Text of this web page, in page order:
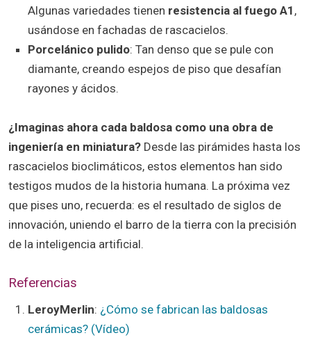
Algunas variedades tienen resistencia al fuego A1 ,
usándose en fachadas de rascacielos.
Porcelánico pulido: Tan denso que se pule con
diamante, creando espejos de piso que desafían
rayones y ácidos.
¿Imaginas ahora cada baldosa como una obra de
ingeniería en miniatura? Desde las pirámides hasta los
rascacielos bioclimáticos, estos elementos han sido
testigos mudos de la historia humana. La próxima vez
que pises uno, recuerda: es el resultado de siglos de
innovación, uniendo el barro de la tierra con la precisión
de la inteligencia artificial.
Referencias
LeroyMerlin: ¿Cómo se fabrican las baldosas
cerámicas? (Vídeo)